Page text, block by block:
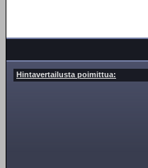
Hintavertailusta poimittua: